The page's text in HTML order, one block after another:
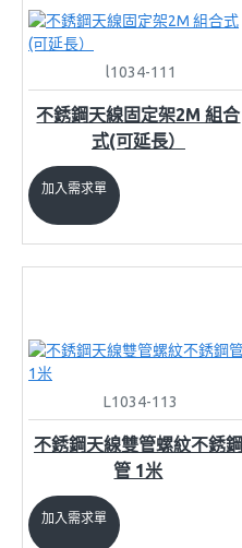
l1034-111
不銹鋼天線固定架2M 組合
式(可延長）
加入需求單
L1034-113
不銹鋼天線雙管螺紋不銹鋼
管 1米
加入需求單